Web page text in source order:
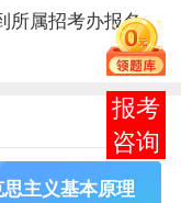
所属招考办报名。
主义基本原理
报考
咨询